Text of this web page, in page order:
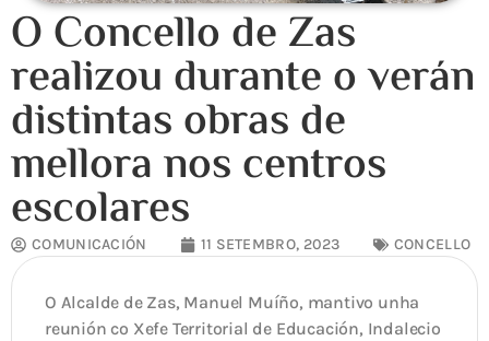
O Concello de Zas
realizou durante o verán
distintas obras de
mellora nos centros
escolares
COMUNICACIÓN 11 SETEMBRO, 2023 CONCELLO
O Alcalde de Zas, Manuel Muíño, mantivo unha
reunión co Xefe Territorial de Educación, Indalecio